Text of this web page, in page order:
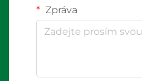
Zpráva